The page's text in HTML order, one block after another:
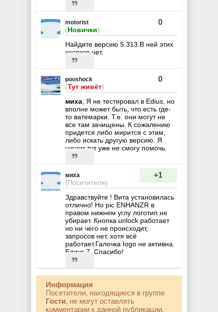
motorist
(Новички)
0
Найдите версию 5.313.В ней этих
косяков нет.
pooshock
(Тут живёт)
0
миха, Я не тестировал в Edius, но
вполне может быть, что есть где-
то ватемарки. Т.е. они могут не
все там зачищены. К сожалению
придется либо мирится с этим,
либо искать другую версию. Я
ничем тут уже не смогу помочь.
миха
(Посетители)
+1
Здравствуйте ! Вита установилась
отлично! Но pic ENHANZR в
правом нижнем углу логотип не
убирает. Кнопка unlock работает
но ни чего не происходит,
запросов нет, хотя всё
работает.Галочка Iogo не активна.
Едиус 7. Спасибо!
Информация
Посетители, находящиеся в группе
Гости, не могут оставлять
комментарии к данной публикации.